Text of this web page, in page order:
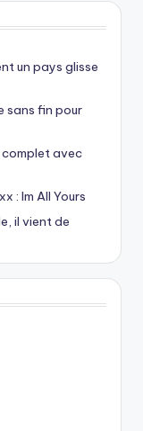
un pays glisse
sans fin pour
complet avec
: Im All Yours
il vient de